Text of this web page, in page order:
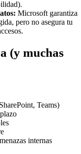
Microsoft garantiza
pero no asegura tu
(y muchas
Teams)
internas